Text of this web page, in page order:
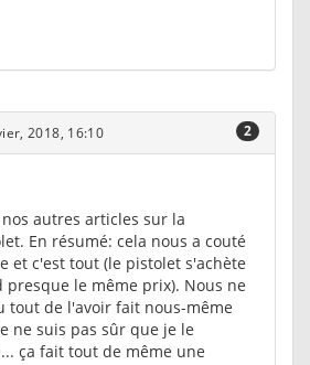
2018, 16:10 2
autres articles sur la
En résumé: cela nous a couté
et c'est tout (le pistolet s'achète
presque le même prix). Nous ne
tout de l'avoir fait nous-même
ne suis pas sûr que je le
ça fait tout de même une